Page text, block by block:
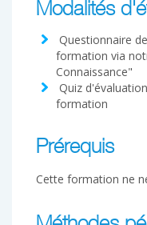
Modalités
Questionnaire
formation via
Connaissance"
Quiz
formation
Prérequis
Cette formation ne